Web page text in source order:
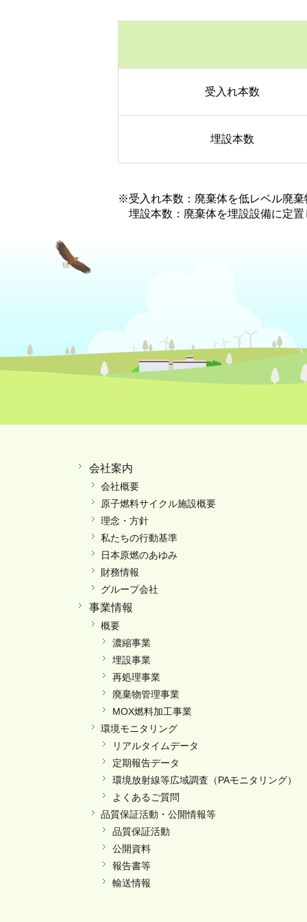
受入れ本数
埋設本数
※受入れ本数：廃棄体を低レベル廃
埋設本数：廃棄体を埋設設備に定置
会社案内
会社概要
原子燃料サイクル施設概要
理念・方針
私たちの行動基準
日本原燃のあゆみ
財務情報
グループ会社
事業情報
概要
濃縮事業
埋設事業
再処理事業
廃棄物管理事業
MOX燃料加工事業
環境モニタリング
リアルタイムデータ
定期報告データ
環境放射線等広域調査（PAモニタリング）
よくあるご質問
品質保証活動・公開情報等
品質保証活動
公開資料
報告書等
輸送情報